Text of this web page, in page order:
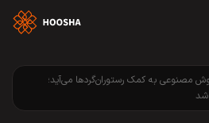
مصنوعی به کمک رستوران‌گردها می‌آید؛
شد